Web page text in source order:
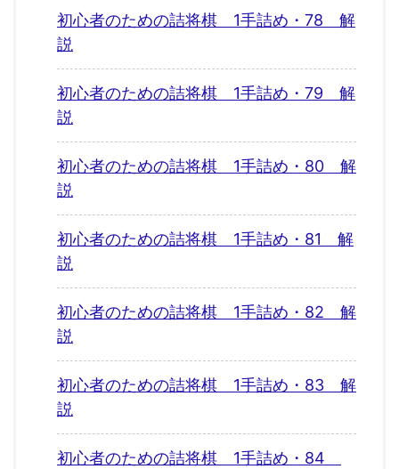
初心者のための詰将棋 1手詰め・78 解
説
初心者のための詰将棋 1手詰め・79 解
説
初心者のための詰将棋 1手詰め・80 解
説
初心者のための詰将棋 1手詰め・81 解
説
初心者のための詰将棋 1手詰め・82 解
説
初心者のための詰将棋 1手詰め・83 解
説
初心者のための詰将棋 1手詰め・84